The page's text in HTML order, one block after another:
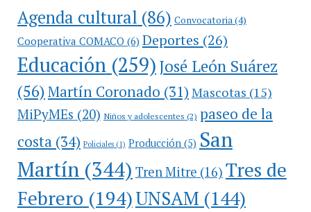
Agenda cultural (86) Convocatoria (4)
Cooperativa COMACO(6) Deportes (26)
Educación(259)José León Suárez
(56)Martín Coronado (31) Mascotas (15)
MiPyMEs (20) Niños y adolescentes (2) paseo de la
costa(34) Policiales(1) Producción(5) San
Martín(344) Tren Mitre (16) Tres de
Febrero (194)UNSAM (144)